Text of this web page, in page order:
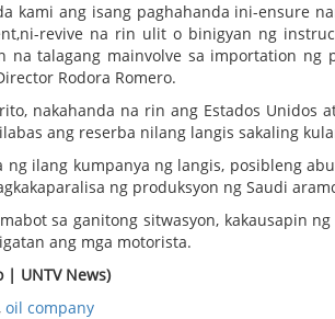
kami ang isang paghahanda ini-ensure
revive na rin ulit o binigyan ng
na talagang mainvolve sa importation ng
Rodora Romero.
nakahanda na rin ang Estados Unidos
ilabas ang reserba nilang langis sakaling
ng ilang kumpanya ng langis, posibleng
ng produksyon ng Saudi
sa ganitong sitwasyon, kakausapin
ang mga motorista.
| UNTV News)
oil company